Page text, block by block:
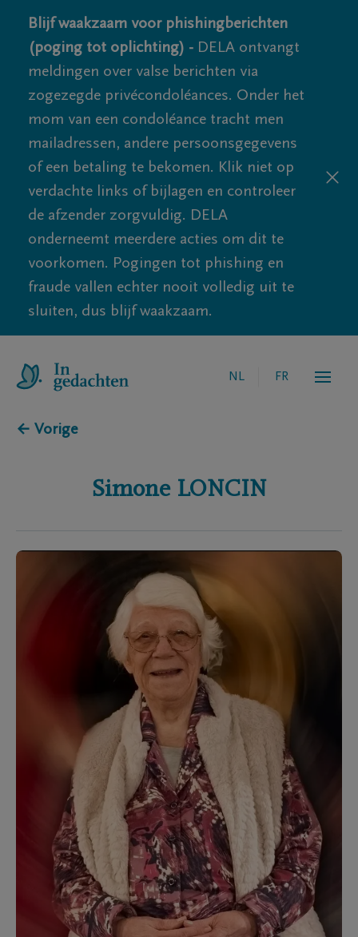
Blijf waakzaam voor phishingberichten
(poging tot oplichting) - DELA ontvangt
meldingen over valse berichten via
zogezegde privécondoléances. Onder het
mom van een condoléance tracht men
mailadressen, andere persoonsgegevens
of een betaling te bekomen. Klik niet op
verdachte links of bijlagen en controleer
de afzender zorgvuldig. DELA
onderneemt meerdere acties om dit te
voorkomen. Pogingen tot phishing en
fraude vallen echter nooit volledig uit te
sluiten, dus blijf waakzaam.
NL FR
← Vorige
Simone LONCIN